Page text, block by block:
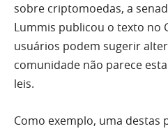
sobre criptomoedas, a
Lummis publicou o texto no
usuários podem sugerir
comunidade não parece
leis.
Como exemplo, uma destas